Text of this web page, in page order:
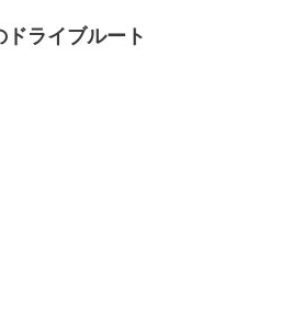
ライブルート